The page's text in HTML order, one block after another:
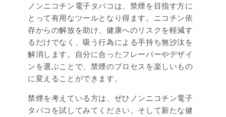
ノンニコチン電子タバコは、禁煙を目指す方に
とって有用なツールとなり得ます。ニコチン依
存からの解放を助け、健康へのリスクを軽減す
るだけでなく、吸う行為による手持ち無沙汰を
解消します。自分に合ったフレーバーやデザイ
ンを選ぶことで、禁煙のプロセスを楽しいもの
に変えることができます。
禁煙を考えている方は、ぜひノンニコチン電子
タバコを試してみてください。そして新たな健